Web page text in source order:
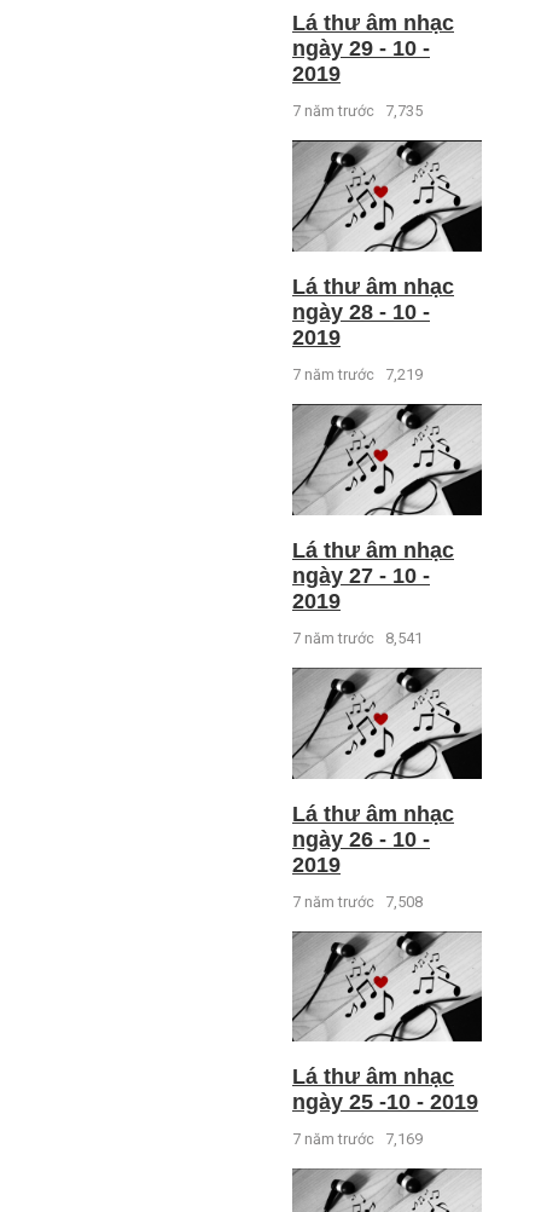
Lá thư âm nhạc
ngày 29 - 10 -
2019
7 năm trước 7,735
Lá thư âm nhạc
ngày 28 - 10 -
2019
7 năm trước 7,219
Lá thư âm nhạc
ngày 27 - 10 -
2019
7 năm trước 8,541
Lá thư âm nhạc
ngày 26 - 10 -
2019
7 năm trước 7,508
Lá thư âm nhạc
ngày 25 -10 - 2019
7 năm trước 7,169